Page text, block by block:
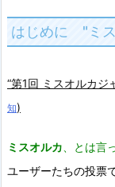
はじめに "ミス
“第1回 ミスオルカ
知)
ミスオルカ 、とは言
ユーザーたちの投票